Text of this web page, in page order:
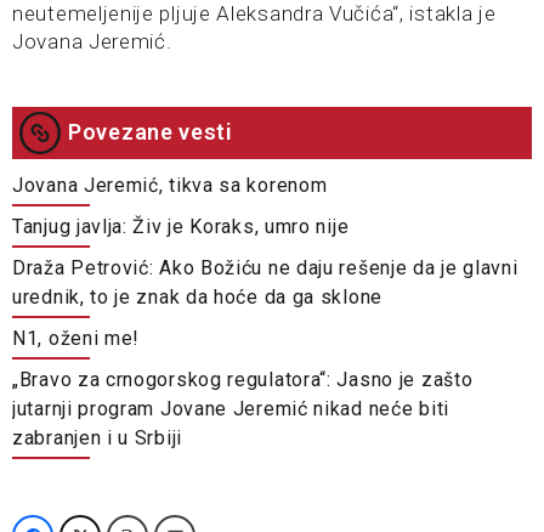
neutemeljenije pljuje Aleksandra Vučića“, istakla je
Jovana Jeremić.
Povezane vesti
Jovana Jeremić, tikva sa korenom
Tanjug javlja: Živ je Koraks, umro nije
Draža Petrović: Ako Božiću ne daju rešenje da je glavni
urednik, to je znak da hoće da ga sklone
N1, oženi me!
„Bravo za crnogorskog regulatora“: Jasno je zašto
jutarnji program Jovane Jeremić nikad neće biti
zabranjen i u Srbiji